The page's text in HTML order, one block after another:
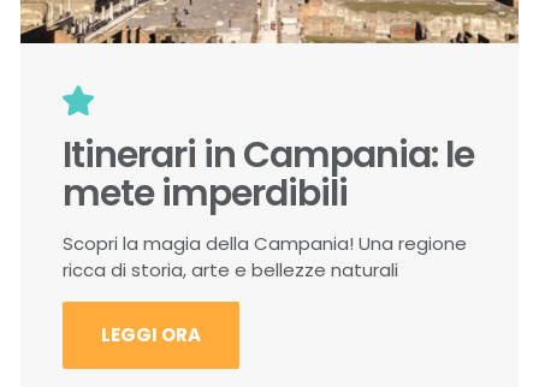
Itinerari in Campania: le
mete imperdibili
Scopri la magia della Campania! Una regione
ricca di storia, arte e bellezze naturali
LEGGI ORA